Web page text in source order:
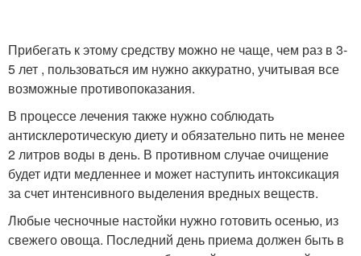
Прибегать к этому средству можно не чаще, чем раз в 3-
5 лет , пользоваться им нужно аккуратно, учитывая все
возможные противопоказания.
В процессе лечения также нужно соблюдать
антисклеротическую диету и обязательно пить не менее
2 литров воды в день. В противном случае очищение
будет идти медленнее и может наступить интоксикация
за счет интенсивного выделения вредных веществ.
Любые чесночные настойки нужно готовить осенью, из
свежего овоща. Последний день приема должен быть в